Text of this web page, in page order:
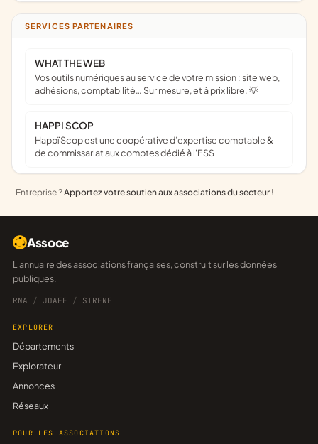
SERVICES PARTENAIRES
WHAT THE WEB
Vos outils numériques au service de votre mission : site web,
adhésions, comptabilité… Sur mesure, et à prix libre. 💡
HAPPI SCOP
Happï Scop est une coopérative d’expertise comptable &
de commissariat aux comptes dédié à l'ESS
Entreprise ?Apportez votre soutien aux associations du secteur !
Assoce
L'annuaire des associations françaises, construit sur les données
publiques.
RNA / JOAFE / SIRENE
EXPLORER
Départements
Explorateur
Annonces
Réseaux
POUR LES ASSOCIATIONS